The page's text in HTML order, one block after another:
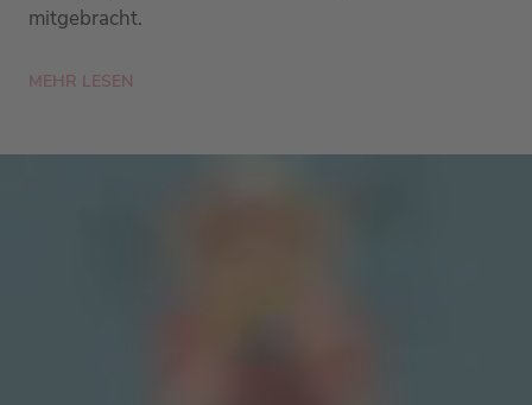
mitgebracht.
MEHR LESEN